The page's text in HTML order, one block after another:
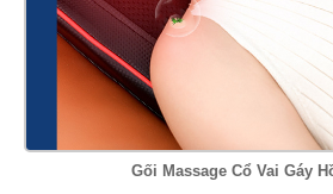
Gối Massage Cổ Vai Gáy